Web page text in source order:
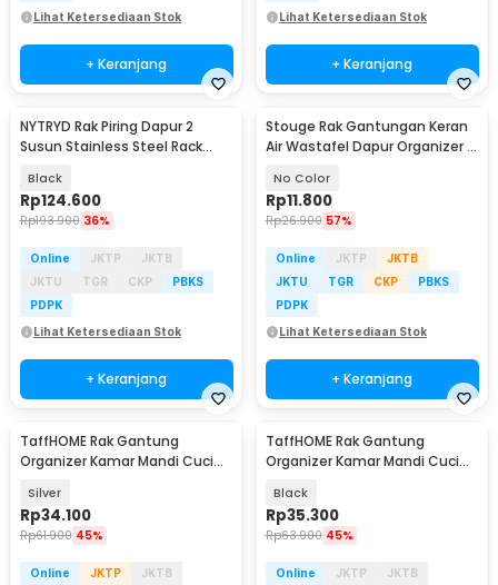
Lihat Ketersediaan Stok
+ Keranjang
Lihat Ketersediaan Stok
+ Keranjang
NYTRYD Rak Piring Dapur 2
Susun Stainless Steel Rack
Black
Rp124.600
Rp193.900 36%
Online JKTP
JKTB
JKTU
TGR CKP
PBKS
PDPK
Lihat Ketersediaan Stok
+ Keranjang
Stouge Rak Gantungan Keran
Air Wastafel Dapur Organizer -
No Color
Rp11.800
Rp26.900 57%
Online JKTP
JKTB
JKTU
TGR CKP
PBKS
PDPK
Lihat Ketersediaan Stok
+ Keranjang
TaffHOME Rak Gantung
Organizer Kamar Mandi Cuci
Silver
Rp34.100
Rp61.900 45%
Online JKTP JKTB
TaffHOME Rak Gantung
Organizer Kamar Mandi Cuci
Black
Rp35.300
Rp63.900 45%
Online JKTP JKTB